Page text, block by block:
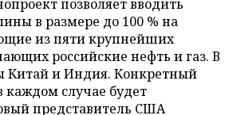
позволяет вводить
в размере до 100 % на
из пяти крупнейших
российские нефть и газ. В
Китай и Индия. Конкретный
каждом случае будет
представитель США